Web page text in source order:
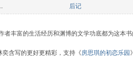
社会一起完成的 后记
丰富的生活经历和渊博的文学功底都为这本
含写的更好更精彩，支持《房思琪的初恋乐园